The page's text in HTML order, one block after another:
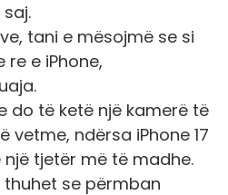
tani e mësojmë se si
e iPhone,
.
do të ketë një kamerë të
vetme, ndërsa iPhone 17
një tjetër më të madhe.
se përmban